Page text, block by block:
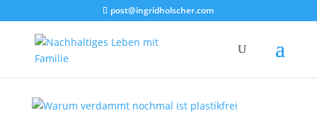
post@ingridholscher.com